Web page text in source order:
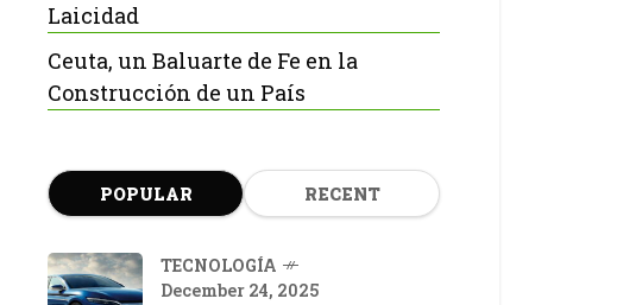
Laicidad
Ceuta, un Baluarte de Fe en la
Construcción de un País
POPULAR RECENT
TECNOLOGÍA
December 24, 2025